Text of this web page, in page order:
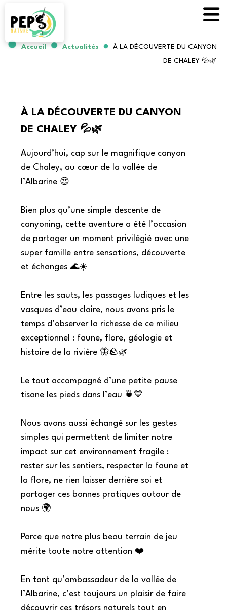
Accueil Actualités À LA DÉCOUVERTE DU CANYON
DE CHALEY 💦🌿
À LA DÉCOUVERTE DU CANYON
DE CHALEY 💦🌿
Aujourd’hui, cap sur le magnifique canyon
de Chaley, au cœur de la vallée de
l’Albarine 😍
Bien plus qu’une simple descente de
canyoning, cette aventure a été l’occasion
de partager un moment privilégié avec une
super famille entre sensations, découverte
et échanges 🌊☀️
Entre les sauts, les passages ludiques et les
vasques d’eau claire, nous avons pris le
temps d’observer la richesse de ce milieu
exceptionnel : faune, flore, géologie et
histoire de la rivière 🦋🪨🌿
Le tout accompagné d’une petite pause
tisane les pieds dans l’eau 🍵💙
Nous avons aussi échangé sur les gestes
simples qui permettent de limiter notre
impact sur cet environnement fragile :
rester sur les sentiers, respecter la faune et
la flore, ne rien laisser derrière soi et
partager ces bonnes pratiques autour de
nous 🌍
Parce que notre plus beau terrain de jeu
mérite toute notre attention ❤️
En tant qu’ambassadeur de la vallée de
l’Albarine, c’est toujours un plaisir de faire
découvrir ces trésors naturels tout en